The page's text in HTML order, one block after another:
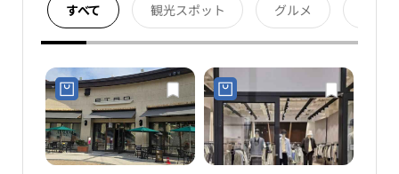
すべて 観光スポット グルメ